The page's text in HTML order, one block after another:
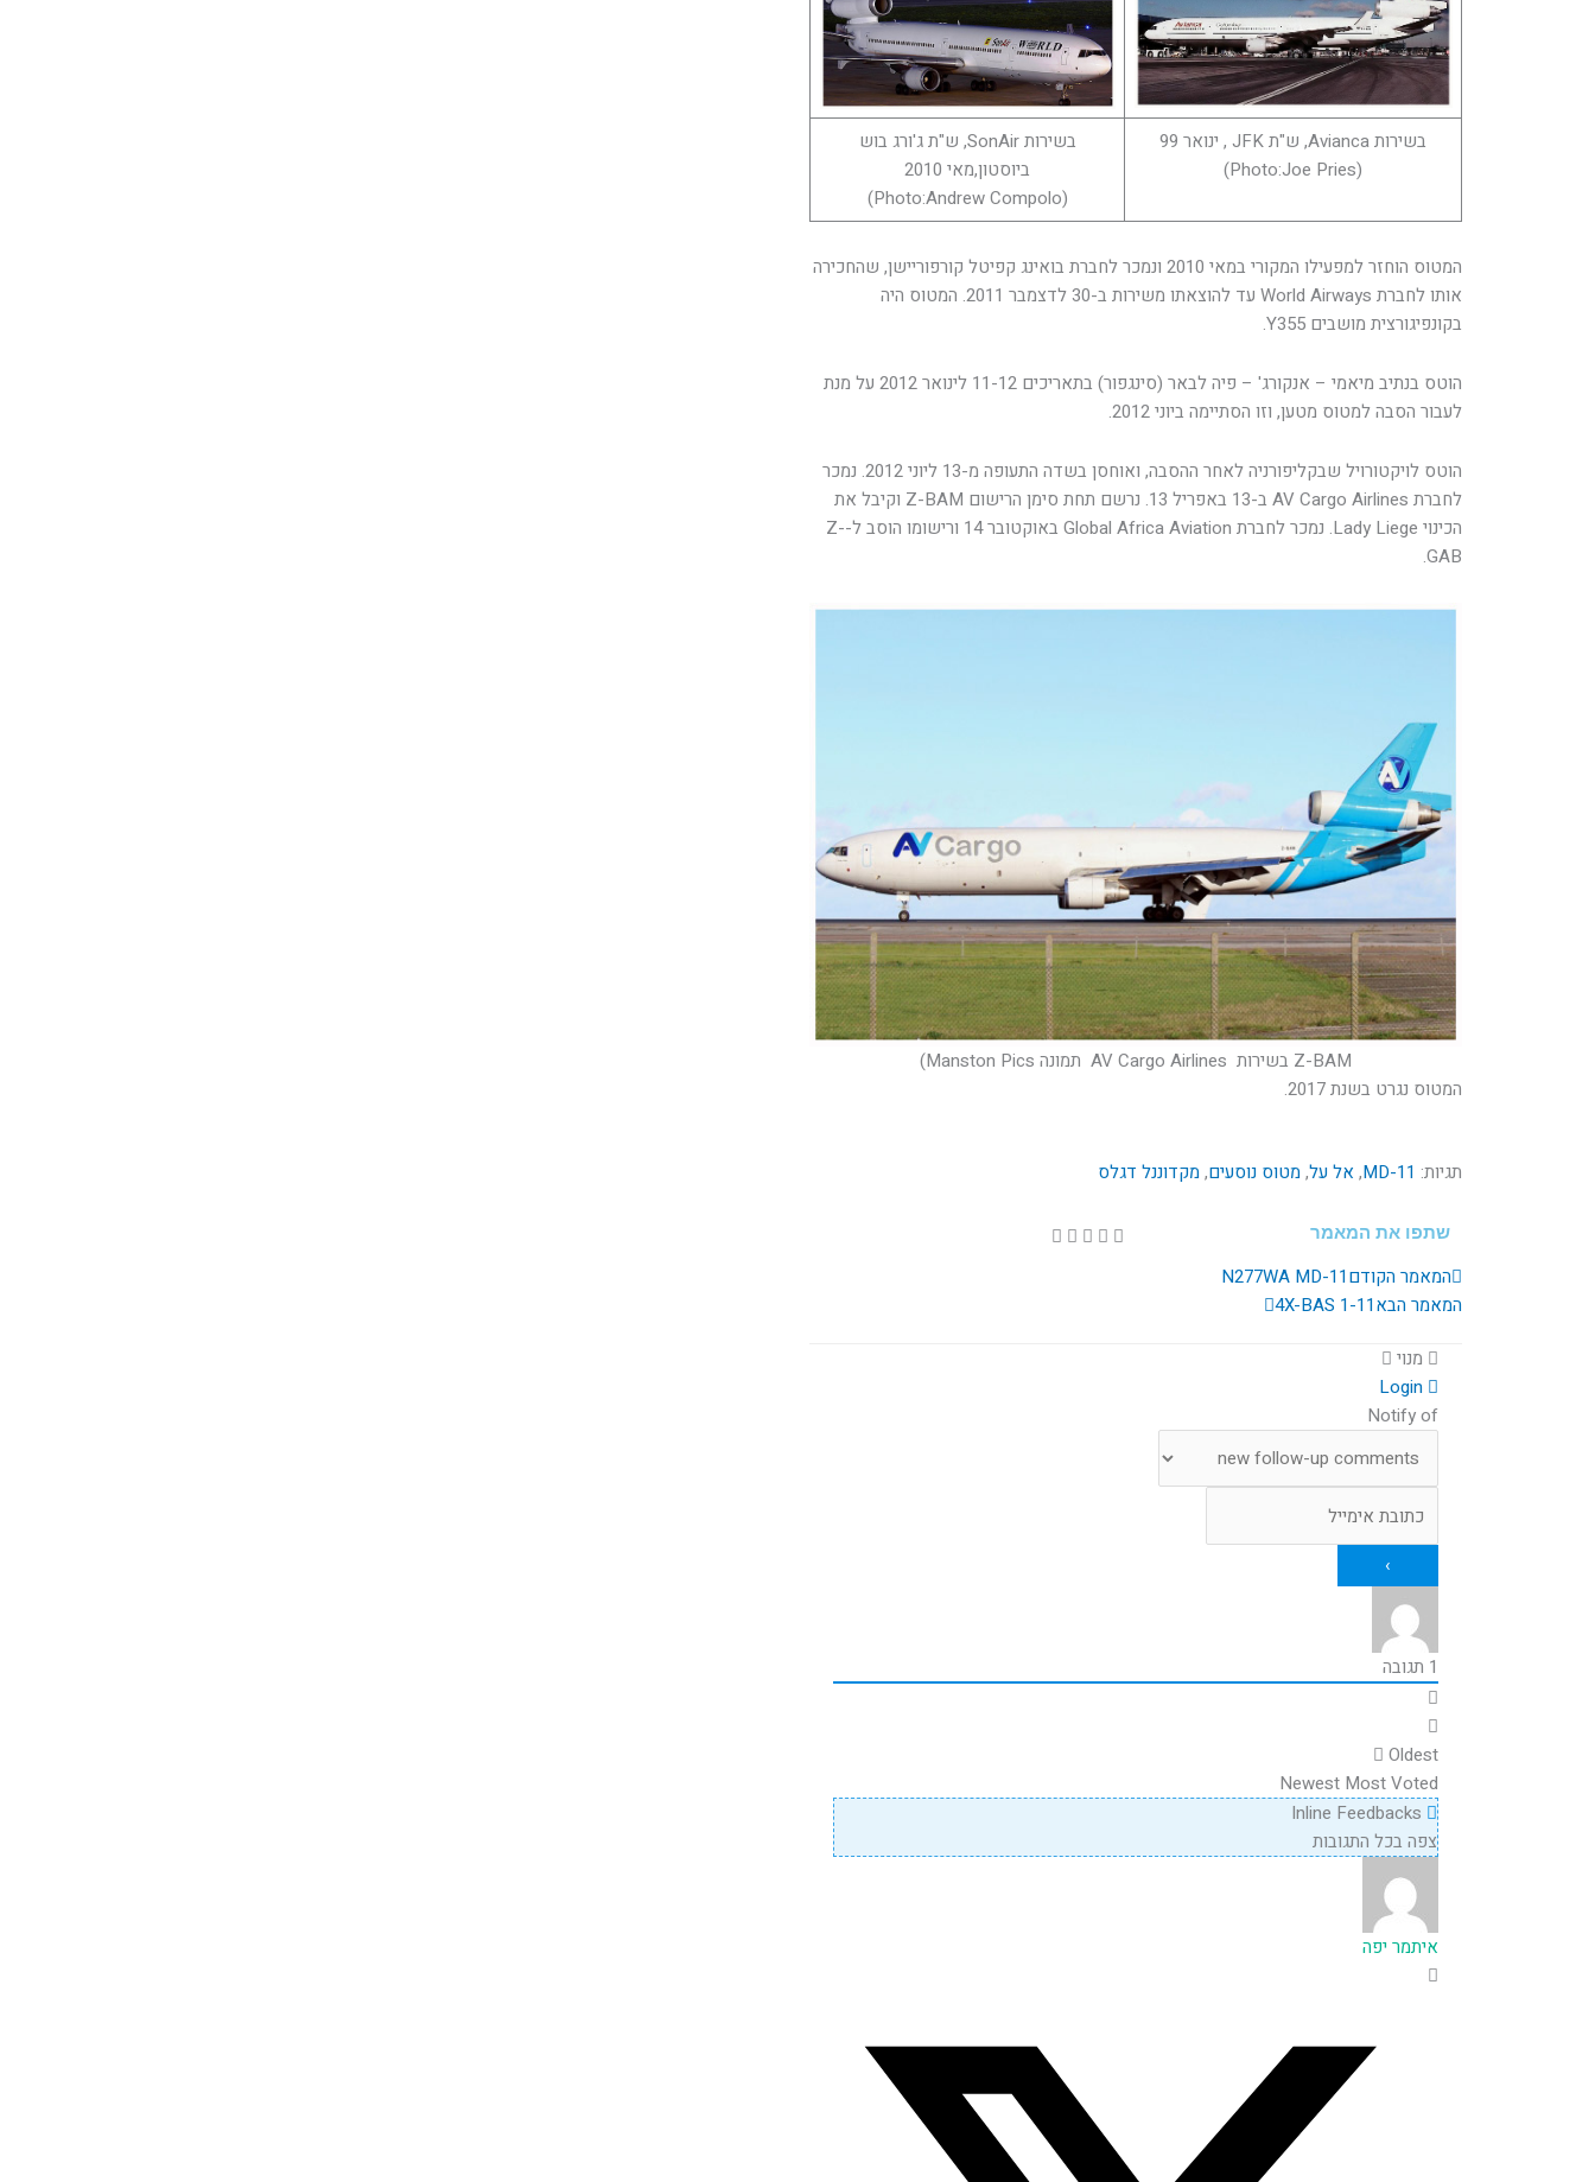
בשירות Avianca, ש"ת JFK , ינואר 99
(Photo:Joe Pries)
בשירות SonAir, ש"ת ג'ורג בוש
ביוסטון,מאי 2010
(Photo:Andrew Compolo)
המטוס הוחזר למפעילו המקורי במאי 2010 ונמכר לחברת בואינג קפיטל קורפוריישן, שהחכירה
אותו לחברת World Airways עד להוצאתו משירות ב-30 לדצמבר 2011. המטוס היה
בקונפיגורצית מושבים Y355.
הוטס בנתיב מיאמי – אנקורג' – פיה לבאר (סינגפור) בתאריכים 11-12 לינואר 2012 על מנת
לעבור הסבה למטוס מטען, וזו הסתיימה ביוני 2012.
הוטס לויקטורויל שבקליפורניה לאחר ההסבה, ואוחסן בשדה התעופה מ-13 ליוני 2012. נמכר
לחברת AV Cargo Airlines ב-13 באפריל 13. נרשם תחת סימן הרישום Z-BAM וקיבל את
הכינוי Lady Liege. נמכר לחברת Global Africa Aviation באוקטובר 14 ורישומו הוסב ל-Z-
GAB.
Z-BAM בשירות AV Cargo Airlines תמונה Manston Pics)
המטוס נגרט בשנת 2017.
תגיות: MD-11
, אל על,מטוס נוסעים,מקדוננל דגלס
שתפו את המאמר
קודם
המאמר הקודםN277WA MD-11
המאמר הבא4X-BAS 1-11
הבא
מנוי
Notify of
1 תגובה
Oldest
Newest Most Voted
צפה בכל התגובות
איתמר יפה